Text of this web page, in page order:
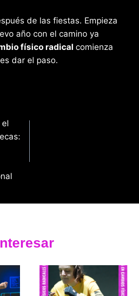
de las fiestas. Empieza
año con el camino ya
físico radical comienza
dar el paso.